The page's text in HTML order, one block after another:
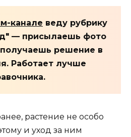
канале веду рубрику
— присылаешь фото
решение в
Работает лучше
растение не особо
и уход за ним